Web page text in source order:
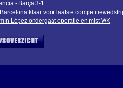
- Barça 3-1
klaar voor laatste competitiewedstrij
López ondergaat operatie en mist WK